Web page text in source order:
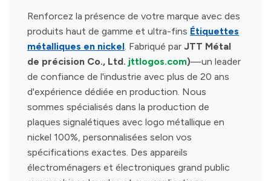
Renforcez la présence de votre marque avec des
produits haut de gamme et ultra-fins Étiquettes
métalliques en nickel . Fabriqué par JTT Métal
de précision Co., Ltd. jttlogos.com)—un leader
de confiance de l'industrie avec plus de 20 ans
d'expérience dédiée en production. Nous
sommes spécialisés dans la production de
plaques signalétiques avec logo métallique en
nickel 100%, personnalisées selon vos
spécifications exactes. Des appareils
électroménagers et électroniques grand public